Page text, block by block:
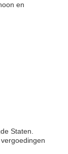
en
Staten.